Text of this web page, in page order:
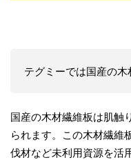
テグミーでは国産の
国産の木材繊維板は肌触
られます。この木材繊維
伐材など未利用資源を活